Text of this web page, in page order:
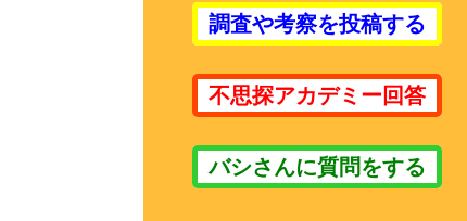
調査や考察を投稿する
不思探アカデミー回答
バシさんに質問をする